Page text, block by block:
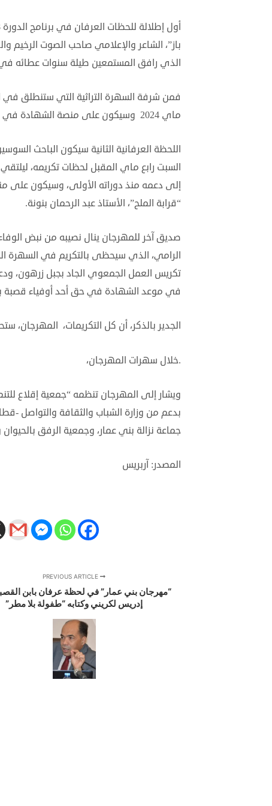
باز”، الشاعر والإعلامي صاحب الصوت الرخيم
الذي رافق المستمعين طيلة سنوات عطائه في
فمن شرفة السهرة التراثية التي ستنطلق في
ماي 2024 وسيكون على منصة الشهادة في حق المكرم، كل من الإذاعي امحمد البوكيلي والشاعر مراد القادري.
اللحظة العرفانية الثانية سيكون الباحث
السبت رابع ماي المقبل لحظات تكريمه،
إلى دعمه منذ دوراته الأولى، وسيكون
“قرابة الملح”، الأستاذ عبد الرحمان بنونة.
صديق آخر للمهرجان ينال نصيبه من نبض
الرامي، الذي سيحظى بالتكريم في السهرة
في موعد الشهادة في حق أحد أوفياء قصبة
الجدير بالذكر، أن كل التكريمات،
.خلال سهرات المهرجان،
بدعم من وزارة الشباب والثقافة
جماعة نزالة بني عمار، وجمعية الرفق
المصدر: آربريس
PREVIOUS ARTICLE
“مهرجان بني عمار” في لحظة عرفان بابن القصبة
إدريس لكريني وكتابه “طفولة بلا مطر”